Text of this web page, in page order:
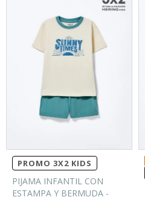
PROMO 3X2 KIDS
PIJAMA INFANTIL CON
ESTAMPA Y BERMUDA -